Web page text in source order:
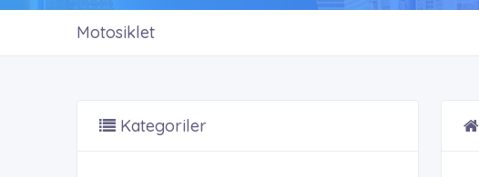
Motosiklet
Kategoriler